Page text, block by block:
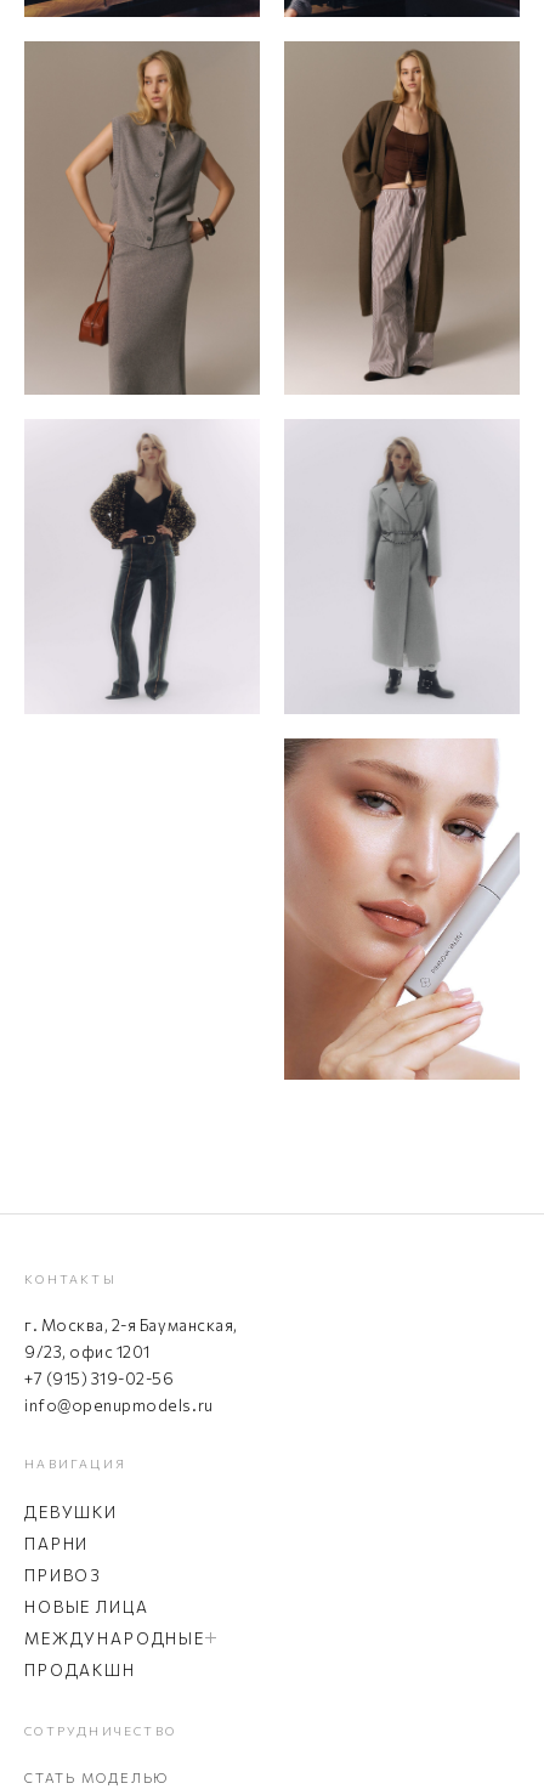
КОНТАКТЫ
г. Москва, 2-я Бауманская,
9/23, офис 1201
+7 (915) 319-02-56
info@openupmodels.ru
НАВИГАЦИЯ
ДЕВУШКИ
ПАРНИ
ПРИВОЗ
НОВЫЕ ЛИЦА
МЕЖДУНАРОДНЫЕ
ПРОДАКШН
СОТРУДНИЧЕСТВО
СТАТЬ МОДЕЛЬЮ